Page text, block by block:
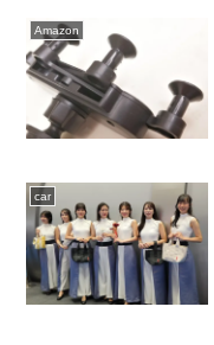
Amazon
car